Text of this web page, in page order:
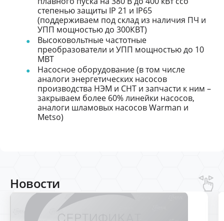
степенью защиты IP 21 и IP65
(поддерживаем под склад из наличия ПЧ и
УПП мощностью до 300КВТ)
Высоковольтные частотные
преобразователи и УПП мощностью до 10
МВТ
Насосное оборудование (в том числе
аналоги энергетических насосов
производства НЭМ и СНТ и запчасти к ним –
закрываем более 60% линейки насосов,
аналоги шламовых насосов Warman и
Metso)
Новости